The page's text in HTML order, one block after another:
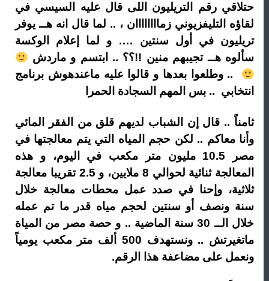
حتلاقي رقم التريليون اللى قال عليه السيسي في
لقاؤه التليفزيوني زماااااااان ، .. لما قال انه هــ يوفر
تريليون في أول سنتين …. و لما إعلام الوكسة
سألوه هــ تجيبهم منين !!؟؟ .. ابتسم و ماردش
.. وطلعوا بعدها و قالوا عليه ماعندهوش برنامج
انتخابي .. بس المهم السجادة الحمرا
ثامناً .. قال إن الشباب لديهم قلق من الفقر المائي
وأنا معاكم .. لكن حجم المياه التي يتم معالجتها في
مصر 10.5 مليون متر مكعب في اليوم، و هذه
المعالجة ثنائية لحوالي 8 ملايين، و 2.5 تقريبا معالجة
ثلاثية، وإحنا في صدد عمل محطات معالجة خلال
سنة ونصف أو سنتين لحجم مياه قدر ما تم عمله
خلال الــ 30 سنة الماضية .. و حصة مصر من المياة
ماتغيرتش .. ونستهدف 500 ألف متر مكعب يومياً
ونعمل على مضاعفة هذا الرقم.